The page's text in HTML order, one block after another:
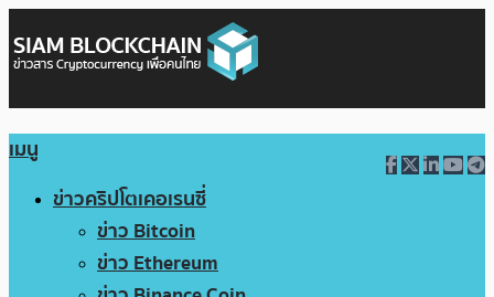
เมนู
ข่าวคริปโตเคอเรนซี่
ข่าว Bitcoin
ข่าว Ethereum